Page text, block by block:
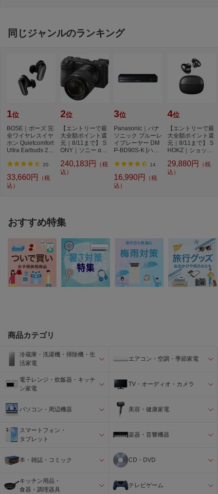
同じジャンルのランキング
1位
BOSE｜ボーズ 完
全ワイヤレスイヤ
ホン Quietcomfort
Ultra Earbuds 2nd
U...
20
33,660円
（税
込）
2位
【エントリーで最
大全額ポイント還
元｜8/11まで】 S
ONY｜ソニー α67
240,183円
（税
込）
3位
Panasonic｜パナ
ソニック ブルーレ
イプレーヤー DM
P-BD90S-K [ハイ
用...
14
16,990円
（税
込）
4位
【エントリーで最
大全額ポイント還
元｜8/11まで】 S
HOKZ｜ショック
ス...
29,880円
（税
込）
おすすめ特集
商品カテゴリ
冷蔵庫・洗濯機・掃除機・生
活家電
エアコン・空調・季節家電
電子レンジ・炊飯器・キッチ
ン家電
TV・オーディオ・カメラ
パソコン・周辺機器 美容・健康家電
スマートフォン・
タブレット
楽器・音響機器
本・雑誌・コミック CD・DVD
キッチン用品・
食器・調理器具
テレビゲーム